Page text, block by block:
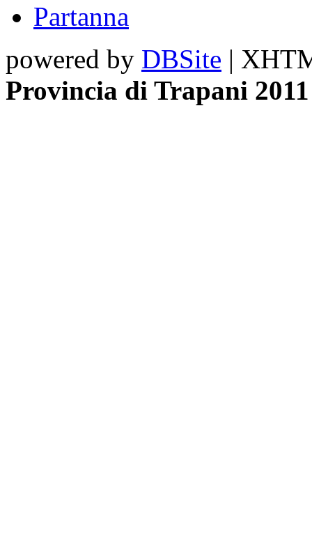
Partanna
powered by DBSite |
Provincia di Trapani 2011